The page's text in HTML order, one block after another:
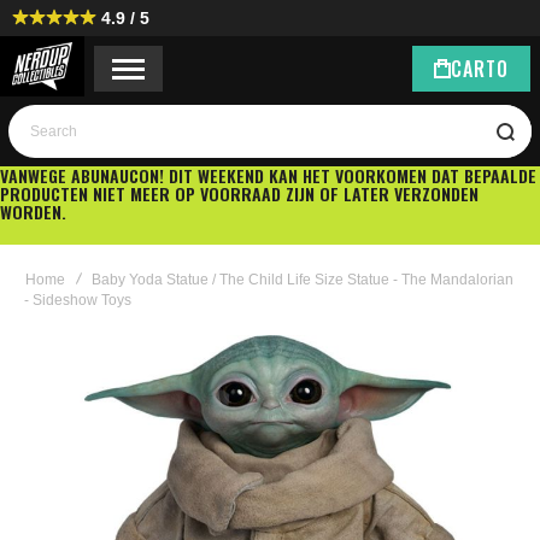
4.9 / 5
CART0
Search
VANWEGE ABUNAUCON! DIT WEEKEND KAN HET VOORKOMEN DAT BEPAALDE
PRODUCTEN NIET MEER OP VOORRAAD ZIJN OF LATER VERZONDEN
WORDEN.
Home
Baby Yoda Statue / The Child Life Size Statue - The Mandalorian
- Sideshow Toys